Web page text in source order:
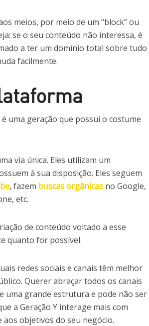
meios, por meio de um “block” ou
se o seu conteúdo não interessa, é
a ter um domínio total sobre tudo
facilmente.
uma geração que possui o costume
via única. Eles utilizam um
à sua disposição. Eles seguem
, fazem buscas orgânicas no Google,
etc.
de conteúdo voltado a esse
quanto for possível.
redes sociais e canais têm melhor
Querer abraçar todos os canais
uma grande estrutura e pode não ser
a Geração Y interage mais com
aos objetivos do seu negócio.